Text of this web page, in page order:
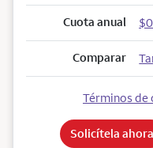
Cuota anual $0
Comparar
Términos
Solicítela ahora